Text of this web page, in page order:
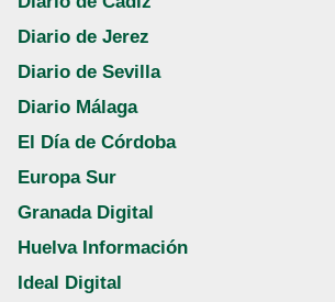
Diario de Jerez
Diario de Sevilla
Diario Málaga
El Día de Córdoba
Europa Sur
Granada Digital
Huelva Información
Ideal Digital